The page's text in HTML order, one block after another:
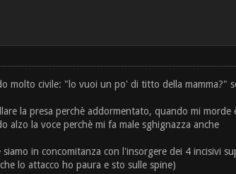
molto civile: "lo vuoi un po' di titto della mamma?"
la presa perchè addormentato, quando mi
alzo la voce perchè mi fa male sghignazza anche
siamo in concomitanza con l'insorgere dei 4 incisivi
lo attacco ho paura e sto sulle spine)